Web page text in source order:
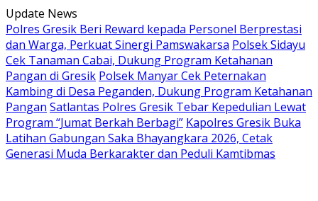
Langsung
ke
konten
Update News
Polres Gresik Beri Reward kepada Personel Berprestasi
dan Warga, Perkuat Sinergi Pamswakarsa Polsek Sidayu
Cek Tanaman Cabai, Dukung Program Ketahanan
Pangan di Gresik Polsek Manyar Cek Peternakan
Kambing di Desa Peganden, Dukung Program Ketahanan
Pangan Satlantas Polres Gresik Tebar Kepedulian Lewat
Program “Jumat Berkah Berbagi” Kapolres Gresik Buka
Latihan Gabungan Saka Bhayangkara 2026, Cetak
Generasi Muda Berkarakter dan Peduli Kamtibmas